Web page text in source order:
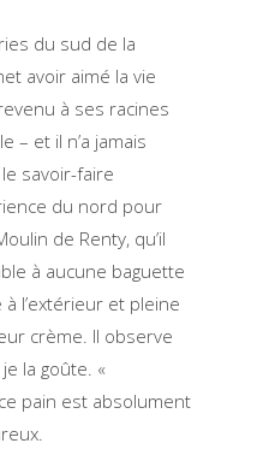
du sud de la
avoir aimé la vie
à ses racines
– et il n’a jamais
savoir-faire
du nord pour
de Renty, qu’il
à aucune baguette
l’extérieur et pleine
crème. Il observe
la goûte. «
ce pain est absolument